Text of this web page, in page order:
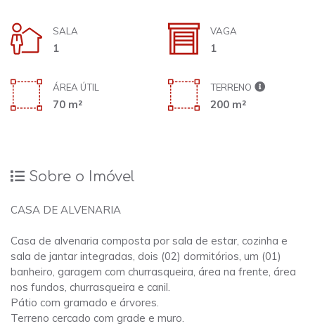
SALA
1
VAGA
1
ÁREA ÚTIL
70 m²
TERRENO
200 m²
Sobre o Imóvel
CASA DE ALVENARIA
Casa de alvenaria composta por sala de estar, cozinha e
sala de jantar integradas, dois (02) dormitórios, um (01)
banheiro, garagem com churrasqueira, área na frente, área
nos fundos, churrasqueira e canil.
Pátio com gramado e árvores.
Terreno cercado com grade e muro.